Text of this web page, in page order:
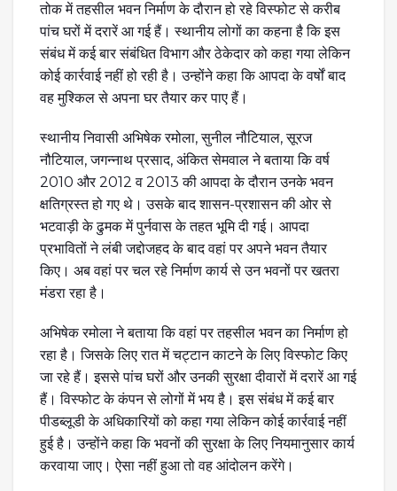
तोक में तहसील भवन निर्माण के दौरान हो रहे विस्फोट से करीब
पांच घरों में दरारें आ गई हैं। स्थानीय लोगों का कहना है कि इस
संबंध में कई बार संबंधित विभाग और ठेकेदार को कहा गया लेकिन
कोई कार्रवाई नहीं हो रही है। उन्होंने कहा कि आपदा के वर्षों बाद
वह मुश्किल से अपना घर तैयार कर पाए हैं।
स्थानीय निवासी अभिषेक रमोला, सुनील नौटियाल, सूरज
नौटियाल, जगन्नाथ प्रसाद, अंकित सेमवाल ने बताया कि वर्ष
2010 और 2012 व 2013 की आपदा के दौरान उनके भवन
क्षतिग्रस्त हो गए थे। उसके बाद शासन-प्रशासन की ओर से
भटवाड़ी के ढुमक में पुर्नवास के तहत भूमि दी गई। आपदा
प्रभावितों ने लंबी जद्दोजहद के बाद वहां पर अपने भवन तैयार
किए। अब वहां पर चल रहे निर्माण कार्य से उन भवनों पर खतरा
मंडरा रहा है।
अभिषेक रमोला ने बताया कि वहां पर तहसील भवन का निर्माण हो
रहा है। जिसके लिए रात में चट्टान काटने के लिए विस्फोट किए
जा रहे हैं। इससे पांच घरों और उनकी सुरक्षा दीवारों में दरारें आ गई
हैं। विस्फोट के कंपन से लोगों में भय है। इस संबंध में कई बार
पीडब्लूडी के अधिकारियों को कहा गया लेकिन कोई कार्रवाई नहीं
हुई है। उन्होंने कहा कि भवनों की सुरक्षा के लिए नियमानुसार कार्य
करवाया जाए। ऐसा नहीं हुआ तो वह आंदोलन करेंगे।